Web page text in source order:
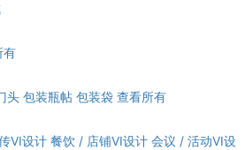
有
头 包装瓶帖 包装袋 查看所有
VI设计 餐饮 / 店铺VI设计 会议 / 活动VI设